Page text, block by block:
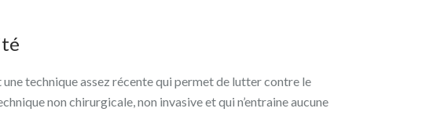
technique assez récente qui permet de lutter contre le
non chirurgicale, non invasive et qui n’entraine aucune